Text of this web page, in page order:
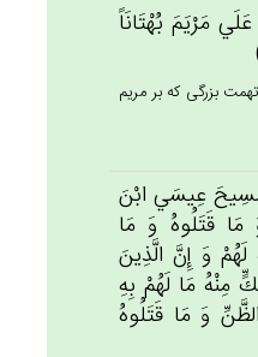
مَرْيَم‌َ بُهْتَانَاً
بزرگى كه بر مريم
عِيسَي‌ ابْن‌َ
مَا قَتَلُوه‌ُ وَ مَا
وَ إِن‌َّ الَّذِين‌َ
مِنْه‌ُ مَا لَهُم‌ْ بِه‌ِ
وَ مَا قَتَلُوه‌ُ